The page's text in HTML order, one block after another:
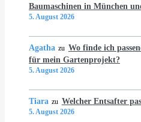
Baumaschinen in München
5. August 2026
Agatha zu Wo finde ich
für mein Gartenprojekt?
5. August 2026
Tiara zu Welcher Entsafter
5. August 2026